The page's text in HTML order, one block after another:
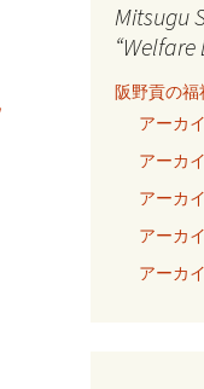
Mitsugu
阪野貢の福
アーカ
アーカ
アーカ
アーカ
アーカ